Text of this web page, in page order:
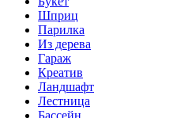
Шприц
Парилка
Из дерева
Гараж
Креатив
Ландшафт
Лестница
Бассейн